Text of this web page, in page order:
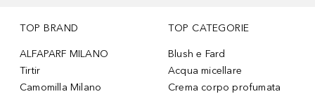
TOP BRAND
ALFAPARF MILANO
Tirtir
Camomilla Milano
TOP CATEGORIE
Blush e Fard
Acqua micellare
Crema corpo profumata